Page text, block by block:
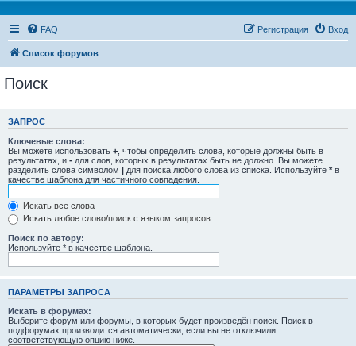
FAQ Вход
Регистрация
Список форумов
Поиск
ЗАПРОС
Ключевые слова:
Вы можете использовать + , чтобы определить слова, которые должны быть в
результатах, и - для слов, которых в результатах быть не должно. Вы можете
разделить слова символом | для поиска любого слова из списка. Используйте * в
качестве шаблона для частичного совпадения.
Искать все слова
Искать любое слово/поиск с языком запросов
Поиск по автору:
Используйте * в качестве шаблона.
ПАРАМЕТРЫ ЗАПРОСА
Искать в форумах:
Выберите форум или форумы, в которых будет произведён поиск. Поиск в
подфорумах производится автоматически, если вы не отключили
соответствующую опцию ниже.